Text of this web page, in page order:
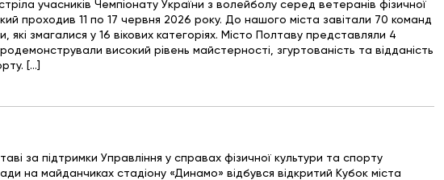
учасників Чемпіонату України з волейболу серед ветеранів фізичної
проходив 11 по 17 червня 2026 року. До нашого міста завітали 70 команд
які змагалися у 16 вікових категоріях. Місто Полтаву представляли 4
високий рівень майстерності, згуртованість та відданість
[…]
за підтримки Управління у справах фізичної культури та спорту
на майданчиках стадіону «Динамо» відбувся відкритий Кубок міста